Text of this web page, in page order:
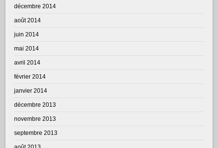
décembre 2014
août 2014
juin 2014
mai 2014
avril 2014
février 2014
janvier 2014
décembre 2013
novembre 2013
septembre 2013
août 2013